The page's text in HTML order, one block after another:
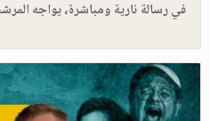
في رسالة نارية ومباشرة، يواجه